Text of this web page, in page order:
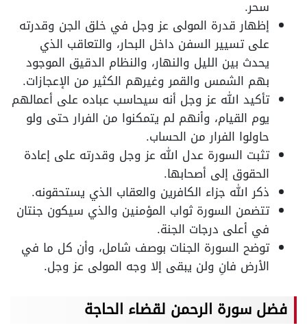
سحر.
إظهار قدرة المولى عز وجل في خلق الجن وقدرته
على تسيير السفن داخل البحار، والتعاقب الذي
يحدث بين الليل والنهار، والنظام الدقيق الموجود
بهم الشمس والقمر وغيرهم الكثير من الإعجازات.
تأكيد الله عز وجل أنه سيحاسب عباده على أعمالهم
يوم القيام، وأنهم لم يتمكنوا من الفرار حتى ولو
حاولوا الفرار من الحساب.
تثبت السورة عدل الله عز وجل وقدرته على إعادة
الحقوق إلى أصحابها.
ذكر الله جزاء الكافرين والعقاب الذي يستحقونه.
تتضمن السورة ثواب المؤمنين والذي سيكون جنتان
في أعلى درجات الجنة.
توضح السورة الجنات بوصف شامل، وأن كل ما في
الأرض فانِ ولن يبقى إلا وجه المولى عز وجل.
فضل سورة الرحمن لقضاء الحاجة